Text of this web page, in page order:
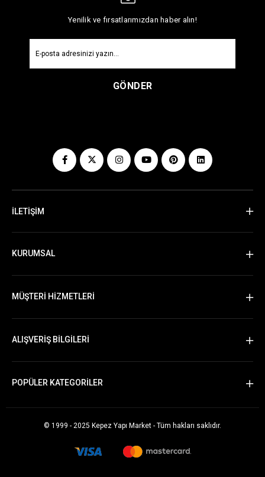
Yenilik ve fırsatlarımızdan haber alın!
GÖNDER
İLETİŞİM
KURUMSAL
MÜŞTERİ HİZMETLERİ
ALIŞVERİŞ BİLGİLERİ
POPÜLER KATEGORİLER
© 1999 - 2025 Kepez Yapı Market - Tüm hakları saklıdır.